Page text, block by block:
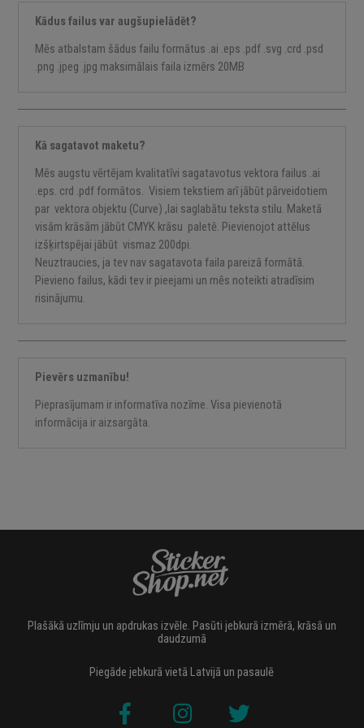
Kādus failus var augšupielādēt?
Mēs atbalstam šādus failu formātus .ai .eps .pdf .svg .crd .psd
.png .jpeg .jpg maksimālais faila izmērs 20MB
Kā sagatavot maketu?
Mēs augstu vērtējam kvalitatīvi sagatavotus vektora failus .ai
.eps. crd .pdf formātos. Visiem tekstiem arī jābūt pārveidotiem
par vektora objektu (Curve) ,lai saglabātu teksta stilu. Maketā
visām krāsām jābūt CMYK krāsu paletē. Pievienojot attēlus
izšķirtspējai jābūt vismaz 200dpi.
Neuztraucies, ja tev nav sagatavota faila pareizā formātā.
Pievieno failus, kādi tev ir pieejami un mēs noteikti atradīsim
risinājumu.
Pievērs uzmanību!
Pieprasījumam ir informatīva nozīme. Visa pievienotā
informācija ir aizsargāta.
Plašākā uzlīmju un apdrukas izvēle. Pasūti jebkurā izmērā, krāsā un
daudzumā
Piegāde jebkurā vietā Latvijā un pasaulē